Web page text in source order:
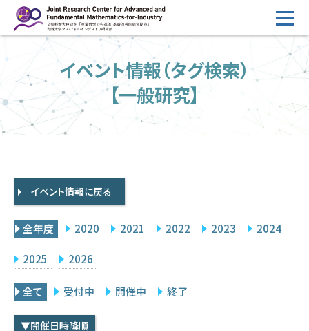
ン
へ
ス
キ
HOME
概要
運営
2026年度公募
採択研究・報告書一覧
イベント情報
研究代表者専用 委員専用
学内専用
イベント情報（タグ検索）
【一般研究】
イベント情報に戻る
全年度 2020 2021 2022 2023 2024
2025 2026
全て 受付中 開催中 終了
▼開催日時降順